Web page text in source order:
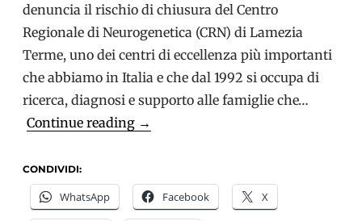
denuncia il rischio di chiusura del Centro
Regionale di Neurogenetica (CRN) di Lamezia
Terme, uno dei centri di eccellenza più importanti
che abbiamo in Italia e che dal 1992 si occupa di
ricerca, diagnosi e supporto alle famiglie che…
Continue reading Un
istituzioni
per
→
CONDIVIDI:
WhatsApp Facebook X